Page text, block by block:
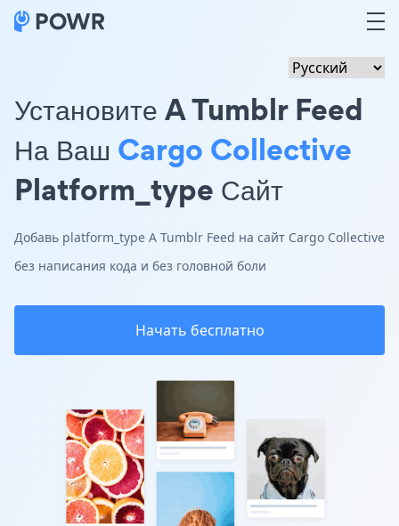
Установите A Tumblr Feed
На Ваш Cargo Collective
Platform_type Сайт
Добавь platform_type A Tumblr Feed на сайт Cargo Collective
без написания кода и без головной боли
Начать бесплатно